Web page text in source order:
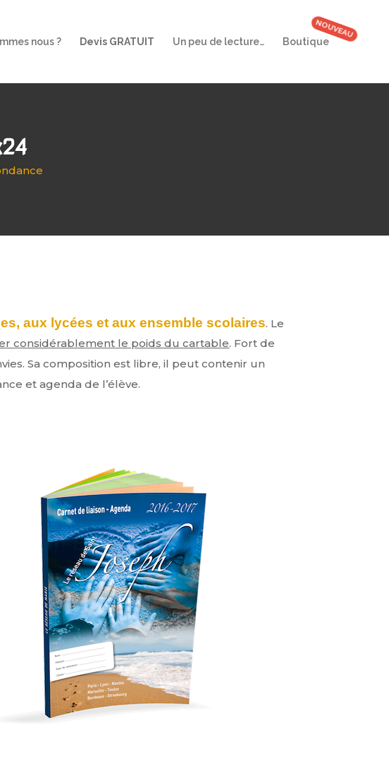
nous ? Devis GRATUIT Un peu de lecture… Boutique
aux lycées et aux ensemble scolaires. Le
considérablement le poids du cartable. Fort de
Sa composition est libre, il peut contenir un
et agenda de l’élève.